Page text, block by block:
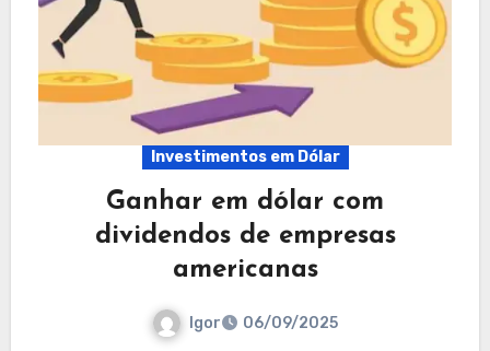
Investimentos em Dólar
Ganhar em dólar com
dividendos de empresas
americanas
Igor 06/09/2025